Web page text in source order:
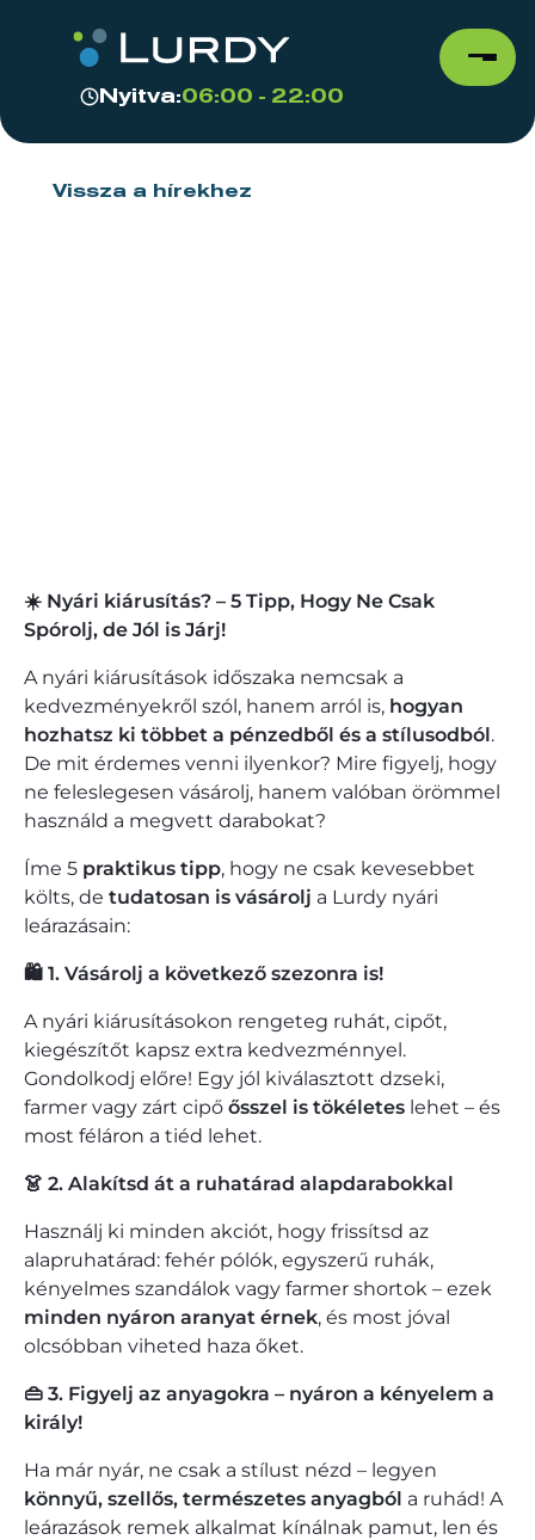
Nyitva:06:00 - 22:00
Vissza a hírekhez
☀️ Nyári kiárusítás? – 5 Tipp, Hogy Ne Csak
Spórolj, de Jól is Járj!
A nyári kiárusítások időszaka nemcsak a
kedvezményekről szól, hanem arról is, hogyan
hozhatsz ki többet a pénzedből és a stílusodból.
De mit érdemes venni ilyenkor? Mire figyelj, hogy
ne feleslegesen vásárolj, hanem valóban örömmel
használd a megvett darabokat?
Íme 5 praktikus tipp, hogy ne csak kevesebbet
költs, de tudatosan is vásárolj a Lurdy nyári
leárazásain:
🛍️ 1. Vásárolj a következő szezonra is!
A nyári kiárusításokon rengeteg ruhát, cipőt,
kiegészítőt kapsz extra kedvezménnyel.
Gondolkodj előre! Egy jól kiválasztott dzseki,
farmer vagy zárt cipő ősszel is tökéletes lehet – és
most féláron a tiéd lehet.
👗 2. Alakítsd át a ruhatárad alapdarabokkal
Használj ki minden akciót, hogy frissítsd az
alapruhatárad: fehér pólók, egyszerű ruhák,
kényelmes szandálok vagy farmer shortok – ezek
minden nyáron aranyat érnek, és most jóval
olcsóbban viheted haza őket.
👜 3. Figyelj az anyagokra – nyáron a kényelem a
király!
Ha már nyár, ne csak a stílust nézd – legyen
könnyű, szellős, természetes anyagból a ruhád! A
leárazások remek alkalmat kínálnak pamut, len és